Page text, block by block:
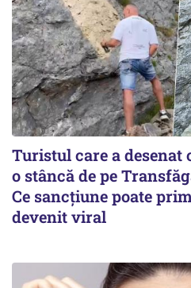
Turistul care a desenat
o stâncă de pe
Ce sancțiune poate
devenit viral